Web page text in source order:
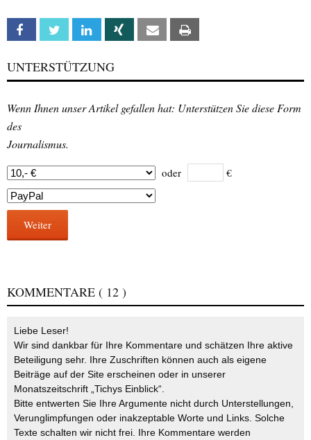
Facebook Twitter Linkedin Xing Email
UNTERSTÜTZUNG
Wenn Ihnen unser Artikel gefallen hat: Unterstützen Sie diese Form
des
Journalismus.
oder €
Weiter
KOMMENTARE ( 12 )
Liebe Leser!
Wir sind dankbar für Ihre Kommentare und schätzen Ihre aktive
Beteiligung sehr. Ihre Zuschriften können auch als eigene
Beiträge auf der Site erscheinen oder in unserer
Monatszeitschrift „Tichys Einblick“.
Bitte entwerten Sie Ihre Argumente nicht durch Unterstellungen,
Verunglimpfungen oder inakzeptable Worte und Links. Solche
Texte schalten wir nicht frei. Ihre Kommentare werden